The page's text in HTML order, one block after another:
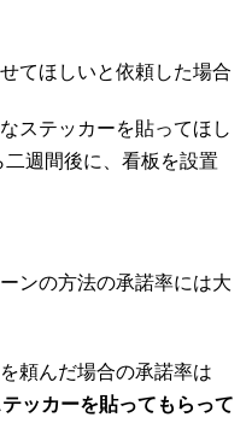
てほしいと依頼した場合
ステッカーを貼ってほし
週間後に、看板を設置
ンの方法の承諾率には大
頼んだ場合の承諾率は
ッカーを貼ってもらって